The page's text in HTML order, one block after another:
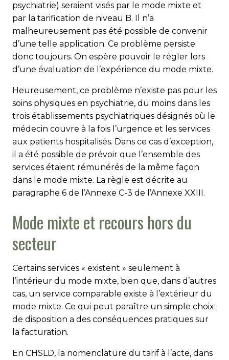
psychiatrie) seraient visés par le mode mixte et
par la tarification de niveau B. Il n’a
malheureusement pas été possible de convenir
d’une telle application. Ce problème persiste
donc toujours. On espère pouvoir le régler lors
d’une évaluation de l’expérience du mode mixte.
Heureusement, ce problème n’existe pas pour les
soins physi­ques en psychiatrie, du moins dans les
trois établissements psychia­tri­­ques désignés où le
médecin couvre à la fois l’urgence et les ser­vices
aux patients hospitalisés. Dans ce cas d’exception,
il a été possible de prévoir que l’ensemble des
services étaient rémunérés de la même façon
dans le mode mixte. La règle est décrite au
paragraphe 6 de l’Annexe C-3 de l’Annexe XXIII.
Mode mixte et recours hors du
secteur
Certains services « existent » seulement à
l’intérieur du mode mixte, bien que, dans d’autres
cas, un service comparable existe à l’extérieur du
mode mixte. Ce qui peut paraître un simple choix
de disposition a des conséquences pratiques sur
la facturation.
En CHSLD, la nomenclature du tarif à l’acte, dans